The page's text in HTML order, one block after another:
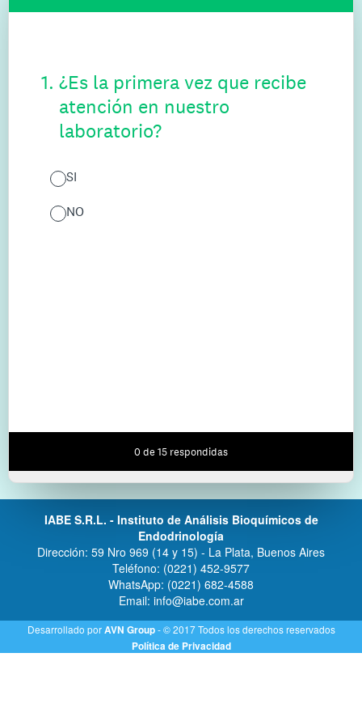
IABE S.R.L. - Instituto de Análisis Bioquímicos de
Endodrinología
Dirección: 59 Nro 969 (14 y 15) - La Plata, Buenos Aires
Teléfono: (0221) 452-9577
WhatsApp: (0221) 682-4588
Email: info@iabe.com.ar
Desarrollado porAVN Group- © 2017 Todos los derechos reservados
Política de Privacidad